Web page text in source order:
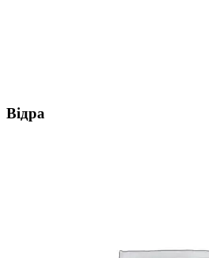
Відра